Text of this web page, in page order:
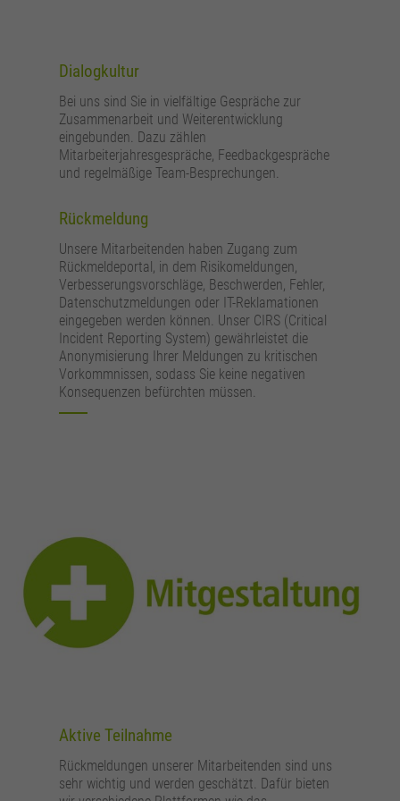
Dialogkultur
Bei uns sind Sie in vielfältige Gespräche zur
Zusammenarbeit und Weiterentwicklung
eingebunden. Dazu zählen
Mitarbeiterjahresgespräche, Feedbackgespräche
und regelmäßige Team-Besprechungen.
Rückmeldung
Unsere Mitarbeitenden haben Zugang zum
Rückmeldeportal, in dem Risikomeldungen,
Verbesserungsvorschläge, Beschwerden, Fehler,
Datenschutzmeldungen oder IT-Reklamationen
eingegeben werden können. Unser CIRS (Critical
Incident Reporting System) gewährleistet die
Anonymisierung Ihrer Meldungen zu kritischen
Vorkommnissen, sodass Sie keine negativen
Konsequenzen befürchten müssen.
Aktive Teilnahme
Rückmeldungen unserer Mitarbeitenden sind uns
sehr wichtig und werden geschätzt. Dafür bieten